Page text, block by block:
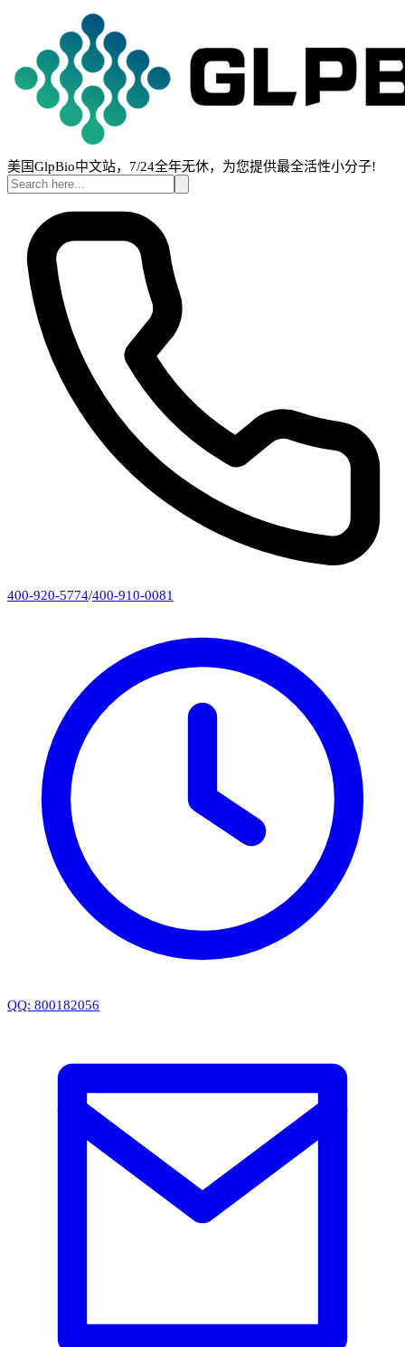
美国GlpBio中文站，7/24全年无休，为您提供最全活性小分子!
400-920-5774/400-910-0081
QQ: 800182056